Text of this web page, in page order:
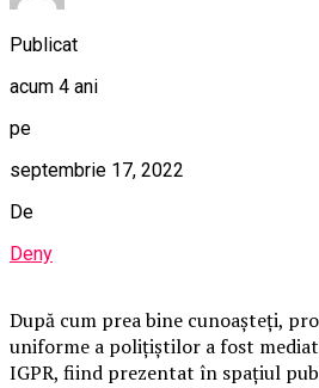
Publicat
acum 4 ani
pe
septembrie 17, 2022
De
Deny
După cum prea bine cunoașteți,
uniforme a polițiștilor a fost
IGPR, fiind prezentat în spațiul